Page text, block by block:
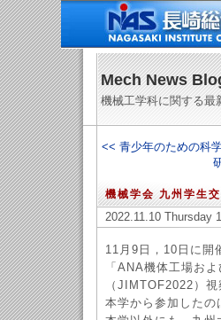
Mech News
機械工学科に関する最
<< 青少年のための科
機械学会 九州学生
2022.11.10 Thursday
11月9日，10日に開
「ANA機体工場お
（JIMTOF2022）
本学から参加したの